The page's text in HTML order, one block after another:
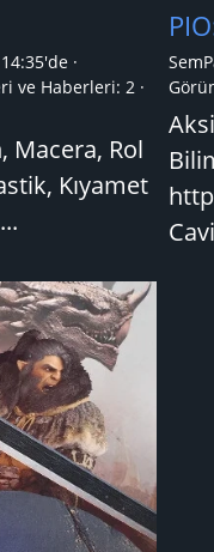
ve Haberleri: 2
Macera, Rol
Kıyamet